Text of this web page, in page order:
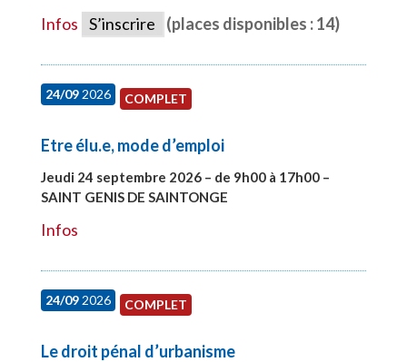
Infos S’inscrire (places disponibles : 14)
24/092026 COMPLET
Etre élu.e, mode d’emploi
Jeudi 24 septembre 2026 – de 9h00 à 17h00 –
SAINT GENIS DE SAINTONGE
Infos
24/092026 COMPLET
Le droit pénal d’urbanisme